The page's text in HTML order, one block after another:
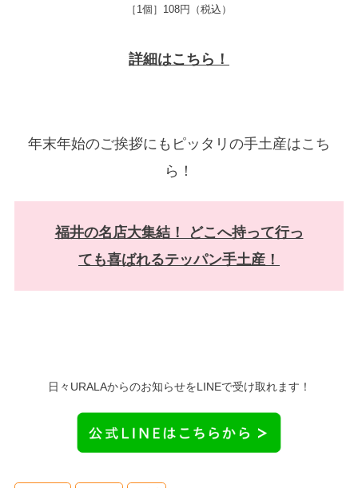
［1個］108円（税込）
詳細はこちら！
年末年始のご挨拶にもピッタリの手土産はこち
ら！
福井の名店大集結！ どこへ持って行っ
ても喜ばれるテッパン手土産！
日々URALAからのお知らせをLINEで受け取れます！